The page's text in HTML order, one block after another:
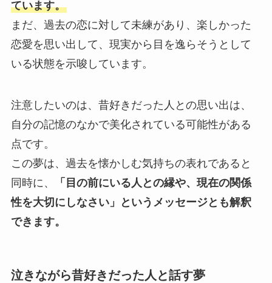
ています。
まだ、過去の恋に対して未練があり、楽しかった
恋愛を思い出して、現実から目を逸らそうとして
いる状態を示唆しています。
注意したいのは、昔好きだった人との思い出は、
自分の記憶のなかで美化されている可能性がある
点です。
この夢は、過去を懐かしむ気持ちの表れであると
同時に、
「目の前にいる人との縁や、現在の関係
性を大切にしなさい」というメッセージとも解釈
できます。
泣きながら昔好きだった人と話す夢